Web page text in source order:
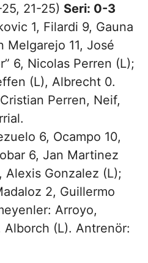
21-25) Seri: 0-3
1, Filardi 9, Gauna
Melgarejo 11, José
6, Nicolas Perren (L);
(L), Albrecht 0.
Perren, Neif,
6, Ocampo 10,
6, Jan Martinez
Alexis Gonzalez (L);
2, Guillermo
Arroyo,
(L). Antrenör: